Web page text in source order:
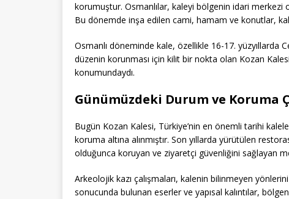
korumuştur. Osmanlılar, kaleyi bölgenin idari merkezi
Bu dönemde inşa edilen cami, hamam ve konutlar,
Osmanlı döneminde kale, özellikle 16-17. yüzyıllarda
düzenin korunması için kilit bir nokta olan Kozan
konumundaydı.
Günümüzdeki Durum ve Koruma
Bugün Kozan Kalesi, Türkiye’nin en önemli tarihi
koruma altına alınmıştır. Son yıllarda yürütülen
olduğunca koruyan ve ziyaretçi güvenliğini sağlayan
Arkeolojik kazı çalışmaları, kalenin bilinmeyen
sonucunda bulunan eserler ve yapısal kalıntılar,